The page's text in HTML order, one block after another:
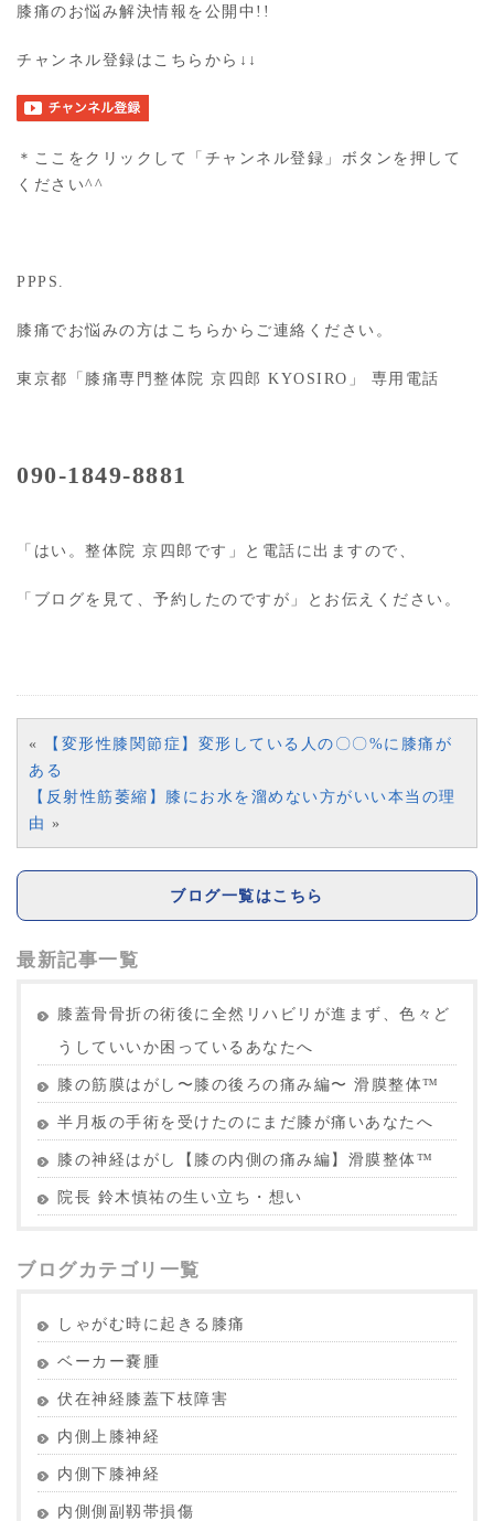
膝痛のお悩み解決情報を公開中!!
チャンネル登録はこちらから↓↓
＊ここをクリックして「チャンネル登録」ボタンを押して
ください^^
PPPS.
膝痛でお悩みの方はこちらからご連絡ください。
東京都「膝痛専門整体院 京四郎 KYOSIRO」 専用電話
090-1849-8881
「はい。整体院 京四郎です」と電話に出ますので、
「ブログを見て、予約したのですが」とお伝えください。
«
【変形性膝関節症】変形している人の〇〇%に膝痛が
ある
【反射性筋萎縮】膝にお水を溜めない方がいい本当の理
由 »
ブログ一覧はこちら
最新記事一覧
膝蓋骨骨折の術後に全然リハビリが進まず、色々ど
うしていいか困っているあなたへ
膝の筋膜はがし〜膝の後ろの痛み編〜 滑膜整体™︎
半月板の手術を受けたのにまだ膝が痛いあなたへ
膝の神経はがし【膝の内側の痛み編】滑膜整体™︎
院長 鈴木慎祐の生い立ち・想い
ブログカテゴリ一覧
しゃがむ時に起きる膝痛
ベーカー嚢腫
伏在神経膝蓋下枝障害
内側上膝神経
内側下膝神経
内側側副靱帯損傷